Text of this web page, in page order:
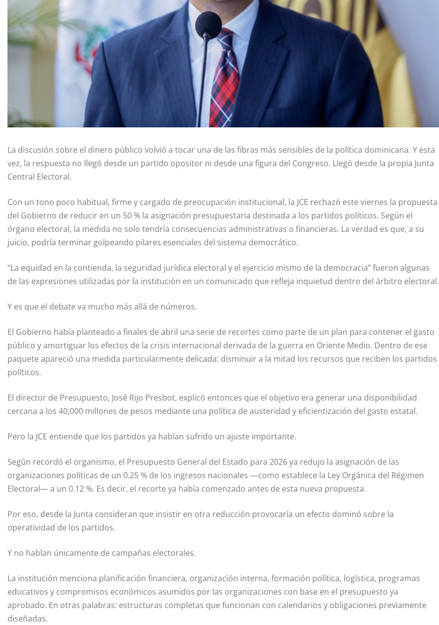
La discusión sobre el dinero público volvió a tocar una de las fibras más sensibles de la política dominicana. Y esta
vez, la respuesta no llegó desde un partido opositor ni desde una figura del Congreso. Llegó desde la propia Junta
Central Electoral.
Con un tono poco habitual, firme y cargado de preocupación institucional, la JCE rechazó este viernes la propuesta
del Gobierno de reducir en un 50 % la asignación presupuestaria destinada a los partidos políticos. Según el
órgano electoral, la medida no solo tendría consecuencias administrativas o financieras. La verdad es que, a su
juicio, podría terminar golpeando pilares esenciales del sistema democrático.
“La equidad en la contienda, la seguridad jurídica electoral y el ejercicio mismo de la democracia” fueron algunas
de las expresiones utilizadas por la institución en un comunicado que refleja inquietud dentro del árbitro electoral.
Y es que el debate va mucho más allá de números.
El Gobierno había planteado a finales de abril una serie de recortes como parte de un plan para contener el gasto
público y amortiguar los efectos de la crisis internacional derivada de la guerra en Oriente Medio. Dentro de ese
paquete apareció una medida particularmente delicada: disminuir a la mitad los recursos que reciben los partidos
políticos.
El director de Presupuesto, José Rijo Presbot, explicó entonces que el objetivo era generar una disponibilidad
cercana a los 40,000 millones de pesos mediante una política de austeridad y eficientización del gasto estatal.
Pero la JCE entiende que los partidos ya habían sufrido un ajuste importante.
Según recordó el organismo, el Presupuesto General del Estado para 2026 ya redujo la asignación de las
organizaciones políticas de un 0.25 % de los ingresos nacionales —como establece la Ley Orgánica del Régimen
Electoral— a un 0.12 %. Es decir, el recorte ya había comenzado antes de esta nueva propuesta.
Por eso, desde la Junta consideran que insistir en otra reducción provocaría un efecto dominó sobre la
operatividad de los partidos.
Y no hablan únicamente de campañas electorales.
La institución menciona planificación financiera, organización interna, formación política, logística, programas
educativos y compromisos económicos asumidos por las organizaciones con base en el presupuesto ya
aprobado. En otras palabras: estructuras completas que funcionan con calendarios y obligaciones previamente
diseñadas.